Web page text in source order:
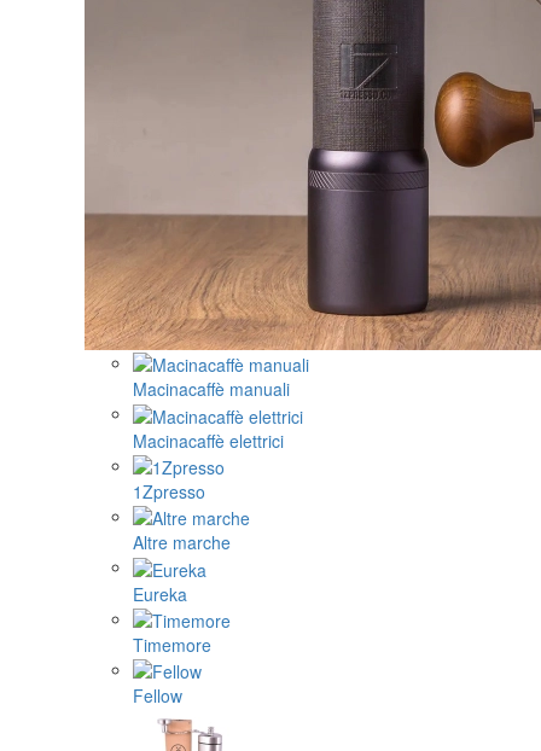
Macinacaffè manuali
Macinacaffè elettrici
1Zpresso
Altre marche
Eureka
Timemore
Fellow